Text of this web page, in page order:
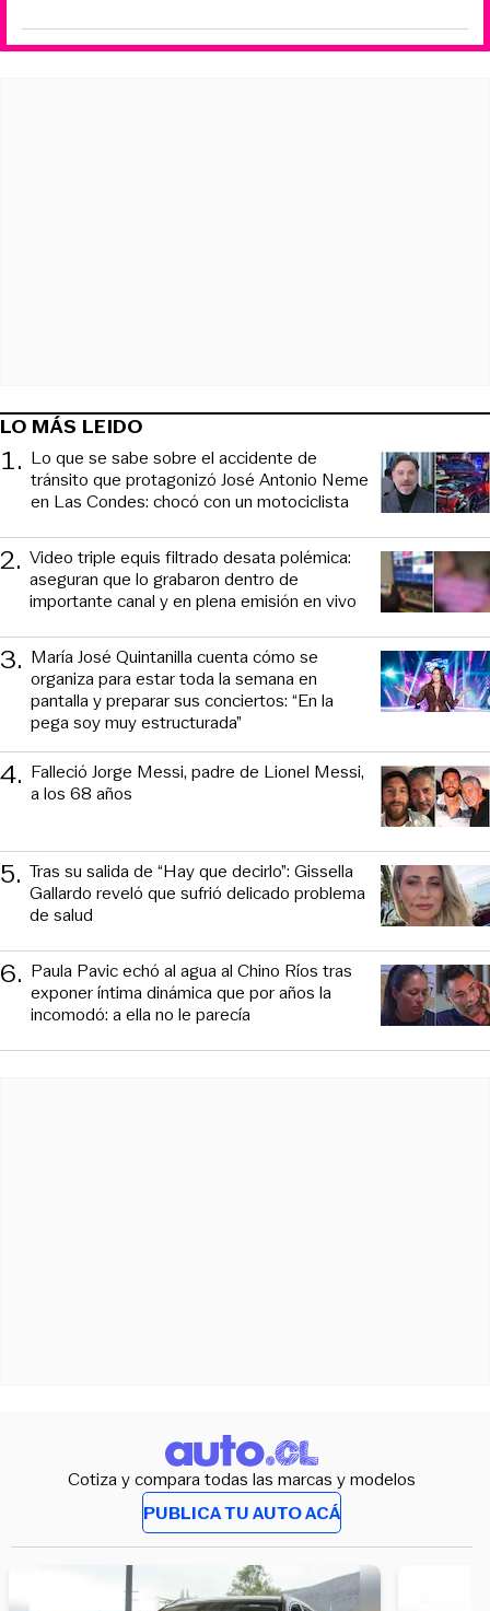
LO MÁS LEIDO
1. Lo que se sabe sobre el accidente de
tránsito que protagonizó José Antonio Neme
en Las Condes: chocó con un motociclista
2. Video triple equis filtrado desata polémica:
aseguran que lo grabaron dentro de
importante canal y en plena emisión en vivo
3. María José Quintanilla cuenta cómo se
organiza para estar toda la semana en
pantalla y preparar sus conciertos: “En la
pega soy muy estructurada”
4. Falleció Jorge Messi, padre de Lionel Messi,
a los 68 años
5. Tras su salida de “Hay que decirlo”: Gissella
Gallardo reveló que sufrió delicado problema
de salud
6. Paula Pavic echó al agua al Chino Ríos tras
exponer íntima dinámica que por años la
incomodó: a ella no le parecía
Cotiza y compara todas las marcas y modelos
PUBLICA TU AUTO ACÁ